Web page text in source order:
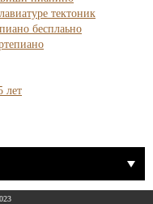
тектоник
бесплаьно
лет